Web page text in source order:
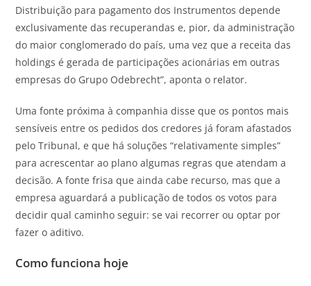
Distribuição para pagamento dos Instrumentos depende
exclusivamente das recuperandas e, pior, da administração
do maior conglomerado do país, uma vez que a receita das
holdings é gerada de participações acionárias em outras
empresas do Grupo Odebrecht”, aponta o relator.
Uma fonte próxima à companhia disse que os pontos mais
sensíveis entre os pedidos dos credores já foram afastados
pelo Tribunal, e que há soluções “relativamente simples”
para acrescentar ao plano algumas regras que atendam a
decisão. A fonte frisa que ainda cabe recurso, mas que a
empresa aguardará a publicação de todos os votos para
decidir qual caminho seguir: se vai recorrer ou optar por
fazer o aditivo.
Como funciona hoje